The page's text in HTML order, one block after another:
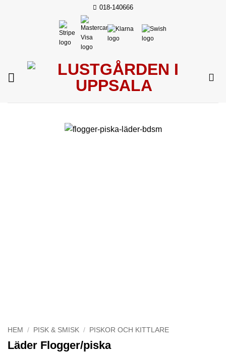
018-140666
HEM / PISK & SMISK / PISKOR OCH KITTLARE
Läder Flogger/piska